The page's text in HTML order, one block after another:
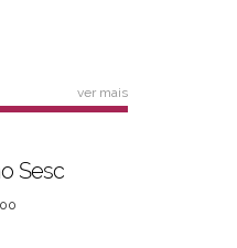
ver mais
Sesc